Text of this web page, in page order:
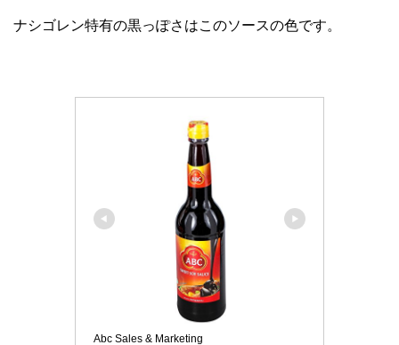
ナシゴレン特有の黒っぽさはこのソースの色です。
Abc Sales & Marketing